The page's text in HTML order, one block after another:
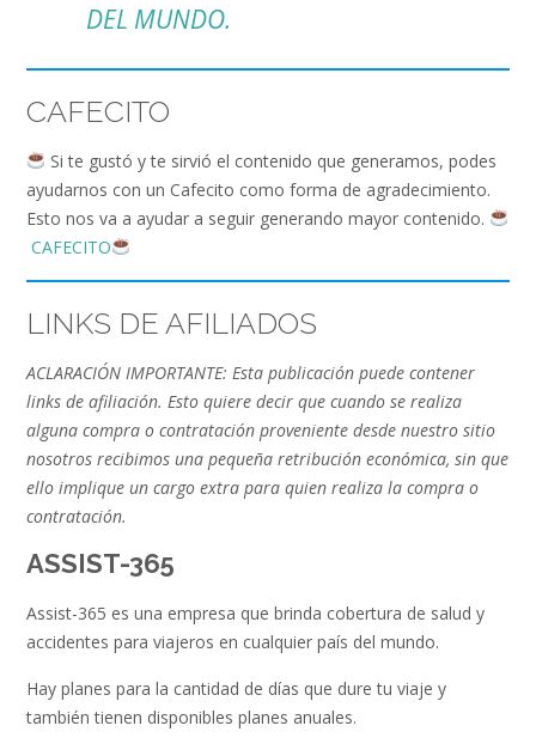
DEL MUNDO.
CAFECITO
Si te gustó y te sirvió el contenido que generamos, podes
ayudarnos con un Cafecito como forma de agradecimiento.
Esto nos va a ayudar a seguir generando mayor contenido.
CAFECITO
LINKS DE AFILIADOS
ACLARACIÓN IMPORTANTE: Esta publicación puede contener
links de afiliación. Esto quiere decir que cuando se realiza
alguna compra o contratación proveniente desde nuestro sitio
nosotros recibimos una pequeña retribución económica, sin que
ello implique un cargo extra para quien realiza la compra o
contratación.
ASSIST-365
Assist-365 es una empresa que brinda cobertura de salud y
accidentes para viajeros en cualquier país del mundo.
Hay planes para la cantidad de días que dure tu viaje y
también tienen disponibles planes anuales.